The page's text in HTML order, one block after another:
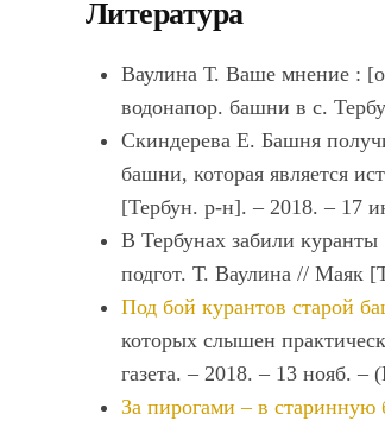
Литература
Ваулина Т. Ваше мнение :
водонапор. башни в с.
Скиндерева Е. Башня
башни, которая является
[Тербун. р-н]. – 2018. – 17
В Тербунах забили
подгот. Т. Ваулина // Маяк
Под бой курантов старой
которых слышен
газета. – 2018. – 13 нояб. –
За пирогами – в